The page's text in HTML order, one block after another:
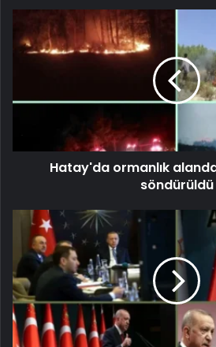
Hatay'da ormanlık
söndürüldü